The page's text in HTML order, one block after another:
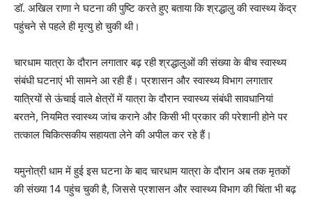
डॉ. अखिल राणा ने घटना की पुष्टि करते हुए बताया कि श्रद्धालु की स्वास्थ्य केंद्र
पहुंचने से पहले ही मृत्यु हो चुकी थी।
चारधाम यात्रा के दौरान लगातार बढ़ रही श्रद्धालुओं की संख्या के बीच स्वास्थ्य
संबंधी घटनाएं भी सामने आ रही हैं। प्रशासन और स्वास्थ्य विभाग लगातार
यात्रियों से ऊंचाई वाले क्षेत्रों में यात्रा के दौरान स्वास्थ्य संबंधी सावधानियां
बरतने, नियमित स्वास्थ्य जांच कराने और किसी भी प्रकार की परेशानी होने पर
तत्काल चिकित्सकीय सहायता लेने की अपील कर रहे हैं।
यमुनोत्री धाम में हुई इस घटना के बाद चारधाम यात्रा के दौरान अब तक मृतकों
की संख्या 14 पहुंच चुकी है, जिससे प्रशासन और स्वास्थ्य विभाग की चिंता भी बढ़